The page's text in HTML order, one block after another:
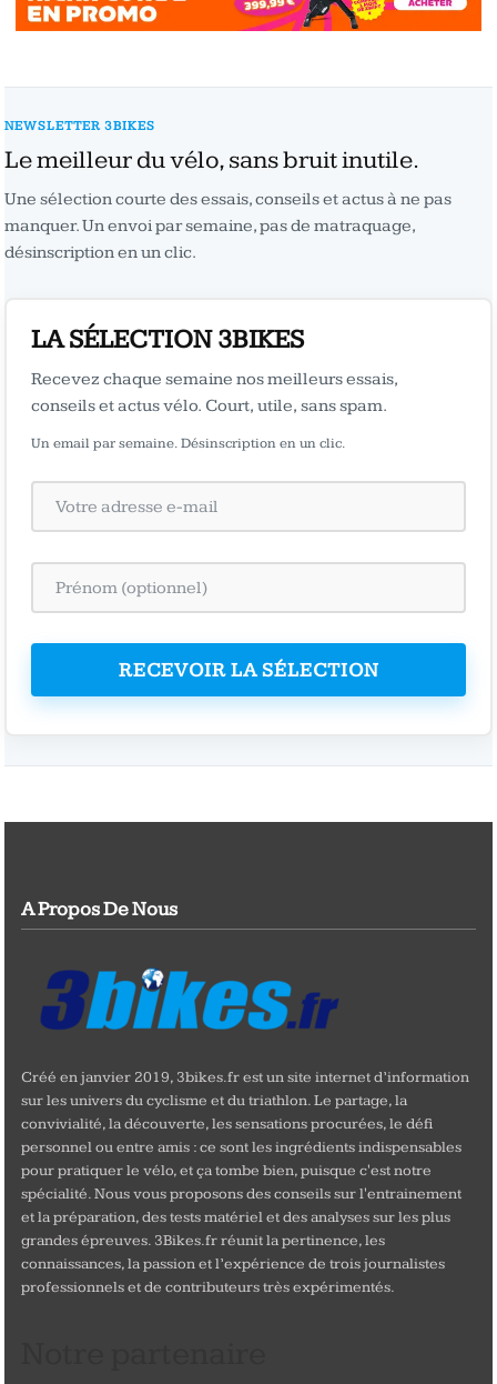
NEWSLETTER 3BIKES
Le meilleur du vélo, sans bruit inutile.
Une sélection courte des essais, conseils et actus à ne pas
manquer. Un envoi par semaine, pas de matraquage,
désinscription en un clic.
LA SÉLECTION 3BIKES
Recevez chaque semaine nos meilleurs essais,
conseils et actus vélo. Court, utile, sans spam.
Un email par semaine. Désinscription en un clic.
RECEVOIR LA SÉLECTION
A Propos De Nous
Créé en janvier 2019, 3bikes.fr est un site internet d’information
sur les univers du cyclisme et du triathlon. Le partage, la
convivialité, la découverte, les sensations procurées, le défi
personnel ou entre amis : ce sont les ingrédients indispensables
pour pratiquer le vélo, et ça tombe bien, puisque c'est notre
spécialité. Nous vous proposons des conseils sur l'entrainement
et la préparation, des tests matériel et des analyses sur les plus
grandes épreuves. 3Bikes.fr réunit la pertinence, les
connaissances, la passion et l’expérience de trois journalistes
professionnels et de contributeurs très expérimentés.